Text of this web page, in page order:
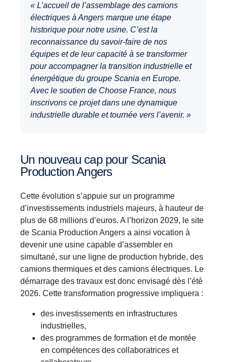
« L’accueil de l’assemblage des camions
électriques à Angers marque une étape
historique pour notre usine. C’est la
reconnaissance du savoir-faire de nos
équipes et de leur capacité à se transformer
pour accompagner la transition industrielle et
énergétique du groupe Scania en Europe.
Avec le soutien de Choose France, nous
inscrivons ce projet dans une dynamique
industrielle durable et tournée vers l’avenir. »
Un nouveau cap pour Scania
Production Angers
Cette évolution s’appuie sur un programme
d’investissements industriels majeurs, à hauteur de
plus de 68 millions d’euros. A l’horizon 2029, le site
de Scania Production Angers a ainsi vocation à
devenir une usine capable d’assembler en
simultané, sur une ligne de production hybride, des
camions thermiques et des camions électriques. Le
démarrage des travaux est donc envisagé dès l’été
2026. Cette transformation progressive impliquera :
des investissements en infrastructures
industrielles,
des programmes de formation et de montée
en compétences des collaboratrices et